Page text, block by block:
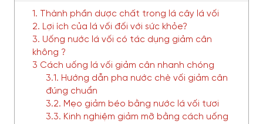
1. Thành phần dược chất trong lá cây lá vối
2. Lợi ích của lá vối đối với sức khỏe?
3. Uống nước lá vối có tác dụng giảm cân
không ?
3 Cách uống lá vối giảm cân nhanh chóng
3.1. Hướng dẫn pha nước chè vối giảm cân
đúng chuẩn
3.2. Mẹo giảm béo bằng nước lá vối tươi
3.3. Kinh nghiệm giảm mỡ bằng cách uống